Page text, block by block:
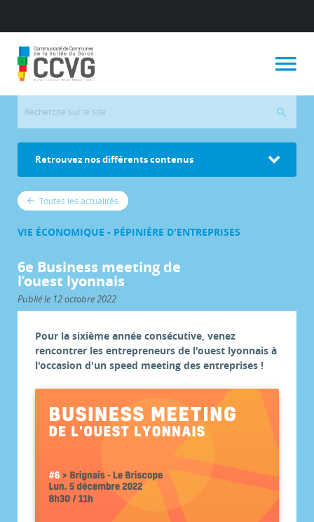
Retrouvez nos différents contenus
Toutes les actualités
VIE ÉCONOMIQUE - PÉPINIÈRE D'ENTREPRISES
6e Business meeting de
l’ouest lyonnais
Publié le 12 octobre 2022
Pour la sixième année consécutive, venez
rencontrer les entrepreneurs de l'ouest lyonnais à
l'occasion d'un speed meeting des entreprises !